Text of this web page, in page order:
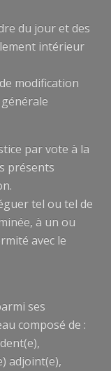
du jour et des
intérieur
modification
par vote à la
présents
tel ou tel de
à un ou
avec le
ses
composé de :
adjoint(e),